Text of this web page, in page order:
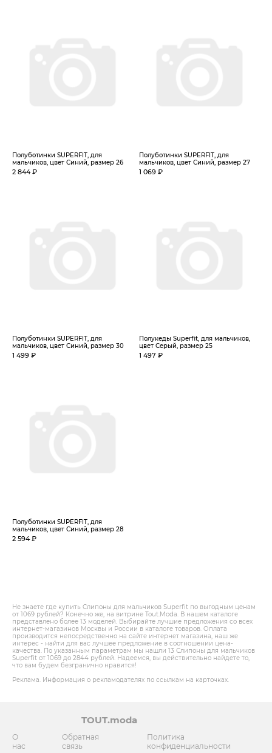
Полуботинки SUPERFIT, для
мальчиков, цвет Синий, размер 26
2 844 ₽
Полуботинки SUPERFIT, для
мальчиков, цвет Синий, размер 27
1 069 ₽
Полуботинки SUPERFIT, для
мальчиков, цвет Синий, размер 30
1 499 ₽
Полукеды Superfit, для мальчиков,
цвет Серый, размер 25
1 497 ₽
Полуботинки SUPERFIT, для
мальчиков, цвет Синий, размер 28
2 594 ₽
Не знаете где купить Слипоны для мальчиков Superfit по выгодным ценам
от 1069 рублей? Конечно же, на витрине Tout.Modа. В нашем каталоге
представлено более 13 моделей. Выбирайте лучшие предложения со всех
интернет-магазинов Москвы и России в каталоге товаров. Оплата
производится непосредственно на сайте интернет магазина, наш же
интерес - найти для вас лучшее предложение в соотношении цена-
качества. По указанным параметрам мы нашли 13 Слипоны для мальчиков
Superfit от 1069 до 2844 рублей. Надеемся, вы действительно найдете то,
что вам будем безгранично нравится!
Реклама. Информация о рекламодателях по ссылкам на карточках.
TOUT.moda
О
нас
Обратная
связь
Политика
конфиденциальности